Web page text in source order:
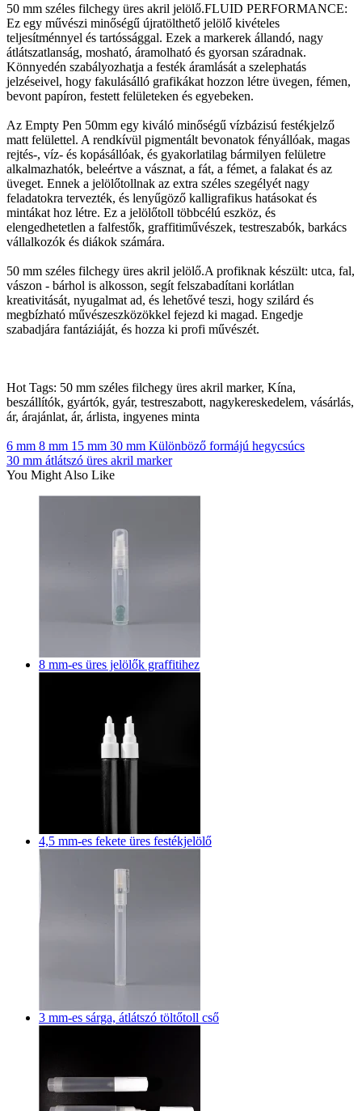
50 mm széles filchegy üres akril jelölő.FLUID PERFORMANCE:
Ez egy művészi minőségű újratölthető jelölő kivételes
teljesítménnyel és tartóssággal. Ezek a markerek állandó, nagy
átlátszatlanság, mosható, áramolható és gyorsan száradnak.
Könnyedén szabályozhatja a festék áramlását a szelephatás
jelzéseivel, hogy fakulásálló grafikákat hozzon létre üvegen, fémen,
bevont papíron, festett felületeken és egyebeken.
Az Empty Pen 50mm egy kiváló minőségű vízbázisú festékjelző
matt felülettel. A rendkívül pigmentált bevonatok fényállóak, magas
rejtés-, víz- és kopásállóak, és gyakorlatilag bármilyen felületre
alkalmazhatók, beleértve a vásznat, a fát, a fémet, a falakat és az
üveget. Ennek a jelölőtollnak az extra széles szegélyét nagy
feladatokra tervezték, és lenyűgöző kalligrafikus hatásokat és
mintákat hoz létre. Ez a jelölőtoll többcélú eszköz, és
elengedhetetlen a falfestők, graffitiművészek, testreszabók, barkács
vállalkozók és diákok számára.
50 mm széles filchegy üres akril jelölő.A profiknak készült: utca, fal,
vászon - bárhol is alkosson, segít felszabadítani korlátlan
kreativitását, nyugalmat ad, és lehetővé teszi, hogy szilárd és
megbízható művészeszközökkel fejezd ki magad. Engedje
szabadjára fantáziáját, és hozza ki profi művészét.
Hot Tags: 50 mm széles filchegy üres akril marker, Kína,
beszállítók, gyártók, gyár, testreszabott, nagykereskedelem, vásárlás,
ár, árajánlat, ár, árlista, ingyenes minta
6 mm 8 mm 15 mm 30 mm Különböző formájú hegycsúcs
30 mm átlátszó üres akril marker
You Might Also Like
8 mm-es üres jelölők graffitihez
4,5 mm-es fekete üres festékjelölő
3 mm-es sárga, átlátszó töltőtoll cső